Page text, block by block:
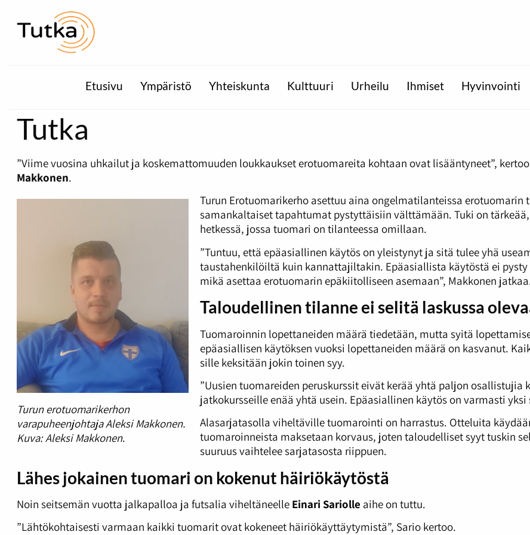
Etusivu Ympäristö Yhteiskunta Kulttuuri Urheilu Ihmiset Hyvinvointi
Tutka
”Viime vuosina uhkailut ja koskemattomuuden loukkaukset erotuomareita kohtaan ovat lisääntyneet”,
Makkonen.
Turun erotuomarikerhon
varapuheenjohtaja Aleksi Makkonen.
Kuva: Aleksi Makkonen.
Turun Erotuomarikerho asettuu aina ongelmatilanteissa erotuomarin
samankaltaiset tapahtumat pystyttäisiin välttämään. Tuki on
hetkessä, jossa tuomari on tilanteessa omillaan.
”Tuntuu, että epäasiallinen käytös on yleistynyt ja sitä tulee yhä
taustahenkilöiltä kuin kannattajiltakin. Epäasiallista käytöstä ei
mikä asettaa erotuomarin epäkiitolliseen asemaan”, Makkonen
Taloudellinen tilanne ei selitä laskussa
Tuomaroinnin lopettaneiden määrä tiedetään, mutta syitä
epäasiallisen käytöksen vuoksi lopettaneiden määrä on kasvanut.
sille keksitään jokin toinen syy.
”Uusien tuomareiden peruskurssit eivät kerää yhtä paljon
jatkokursseille enää yhtä usein. Epäasiallinen käytös on varmasti
Alasarjatasolla viheltäville tuomarointi on harrastus. Otteluita
tuomaroinneista maksetaan korvaus, joten taloudelliset syyt tuskin
suuruus vaihtelee sarjatasosta riippuen.
Lähes jokainen tuomari on kokenut häiriökäytöstä
Noin seitsemän vuotta jalkapalloa ja futsalia viheltäneelle Einari Sariolle aihe on tuttu.
”Lähtökohtaisesti varmaan kaikki tuomarit ovat kokeneet häiriökäyttäytymistä”, Sario kertoo.